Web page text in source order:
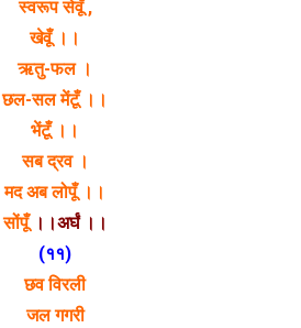
स्वरूप सेवूँ ,
खेवूँ ।।
ऋतु-फल ।
छल-सल मेंटूँ ।।
भेंटूँ ।।
सब द्रव ।
मद अब लोपूँ ।।
सोंपूँ ।।अर्घं ।।
(११)
छव विरली
जल गगरी